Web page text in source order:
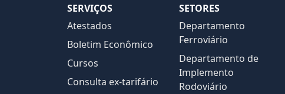
SERVIÇOS
Atestados
Boletim Econômico
Cursos
Consulta ex-tarifário
SETORES
Departamento
Ferroviário
Departamento de
Implemento
Rodoviário